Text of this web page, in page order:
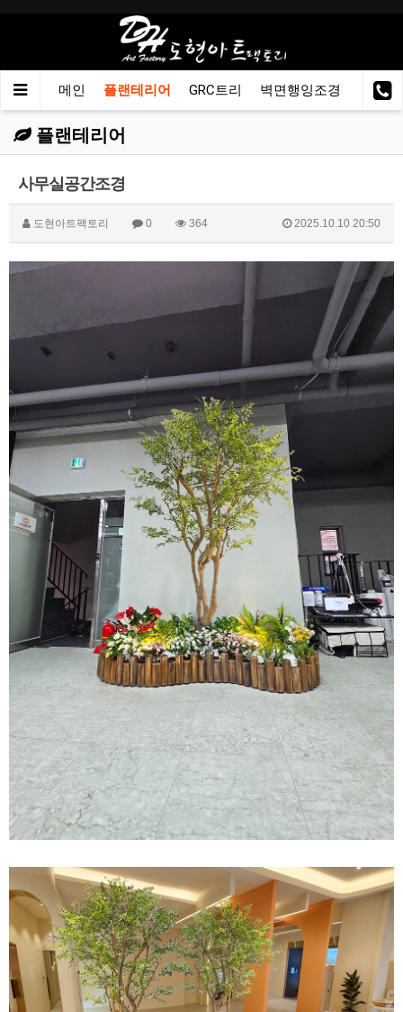
메인 플랜테리어 GRC트리 벽면행잉조경 이동
플랜테리어
사무실공간조경
도현아트팩토리 0 364 2025.10.10 20:50